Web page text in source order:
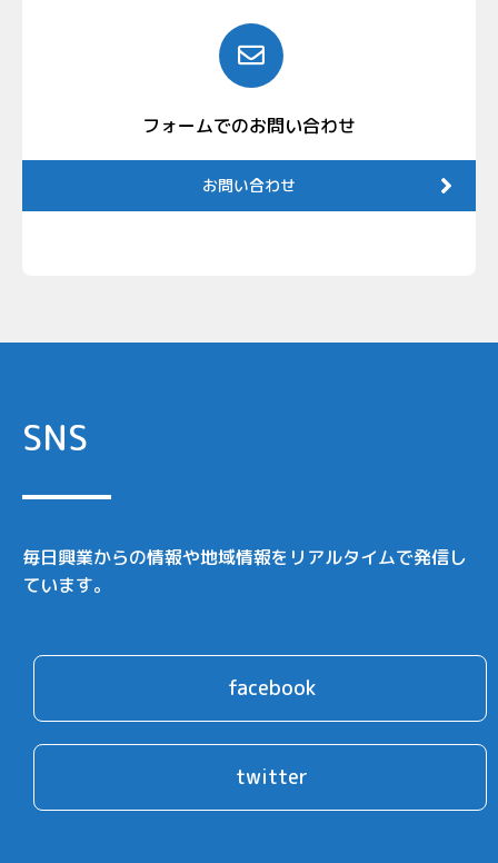
フォームでのお問い合わせ
お問い合わせ
SNS
毎日興業からの情報や地域情報をリアルタイムで発信し
ています。
facebook
twitter